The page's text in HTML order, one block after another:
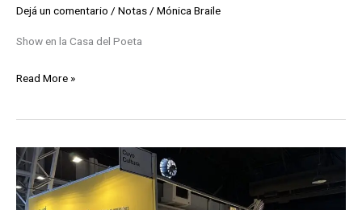
Dejá un comentario / Notas / Mónica Braile
Show en la Casa del Poeta
Los
trucos
Angus
Molina,
el
Read More »